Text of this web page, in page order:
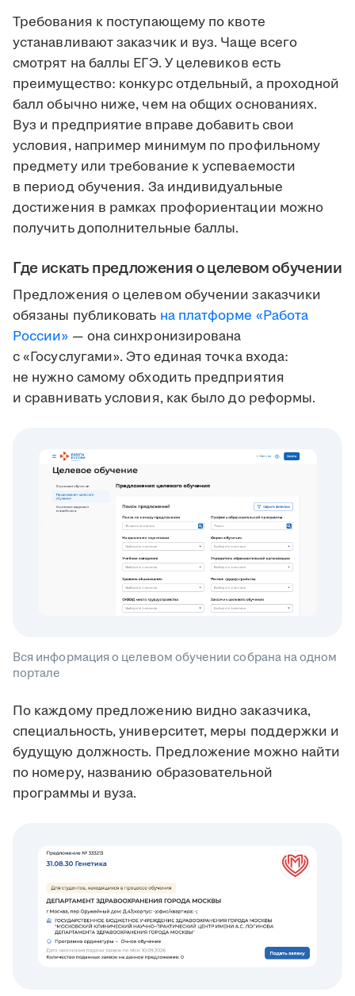
Требования к поступающему по квоте
устанавливают заказчик и вуз. Чаще всего
смотрят на баллы ЕГЭ. У целевиков есть
преимущество: конкурс отдельный, а проходной
балл обычно ниже, чем на общих основаниях.
Вуз и предприятие вправе добавить свои
условия, например минимум по профильному
предмету или требование к успеваемости
в период обучения. За индивидуальные
достижения в рамках профориентации можно
получить дополнительные баллы.
Где искать предложения о целевом обучении
Предложения о целевом обучении заказчики
обязаны публиковать на платформе «Работа
России» — она синхронизирована
с «Госуслугами». Это единая точка входа:
не нужно самому обходить предприятия
и сравнивать условия, как было до реформы.
Вся информация о целевом обучении собрана на одном
портале
По каждому предложению видно заказчика,
специальность, университет, меры поддержки и
будущую должность. Предложение можно найти
по номеру, названию образовательной
программы и вуза.